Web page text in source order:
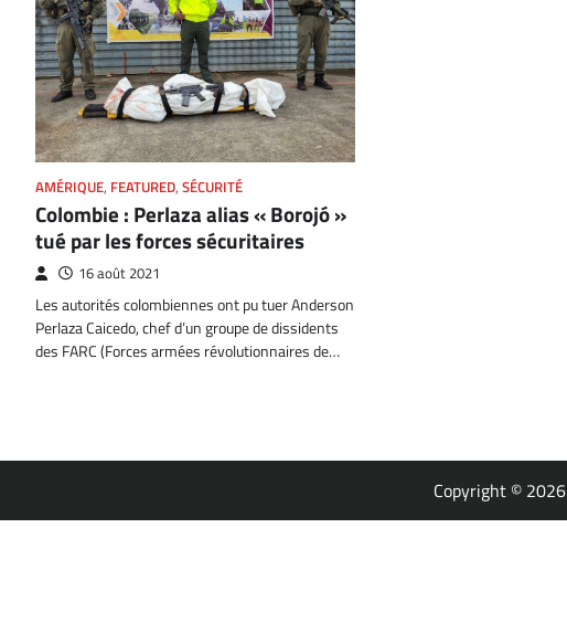
AMÉRIQUE, FEATURED, SÉCURITÉ
Colombie : Perlaza alias « Borojó »
tué par les forces sécuritaires
16 août 2021
Les autorités colombiennes ont pu tuer Anderson
Perlaza Caicedo, chef d’un groupe de dissidents
des FARC (Forces armées révolutionnaires de…
Copyright © 2026